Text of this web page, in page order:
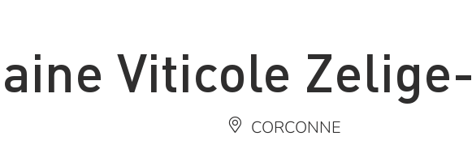
Viticole
CORCONNE